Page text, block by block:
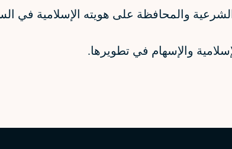
والمحافظة على هويته الإسلامية في